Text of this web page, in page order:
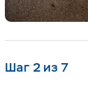
Шаг 2 из 7